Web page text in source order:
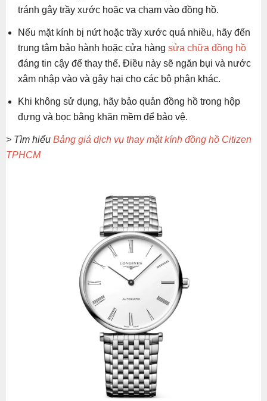
tránh gây trầy xước hoặc va chạm vào đồng hồ.
Nếu mặt kính bị nứt hoặc trầy xước quá nhiều, hãy đến
trung tâm bảo hành hoặc cửa hàng sửa chữa đồng hồ
đáng tin cậy để thay thế. Điều này sẽ ngăn bụi và nước
xâm nhập vào và gây hại cho các bộ phận khác.
Khi không sử dụng, hãy bảo quản đồng hồ trong hộp
đựng và bọc bằng khăn mềm để bảo vệ.
> Tìm hiểu Bảng giá dịch vụ thay mặt kính đồng hồ Citizen
TPHCM